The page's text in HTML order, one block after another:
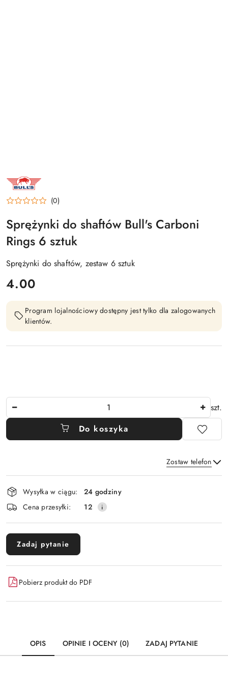
NAZWA
PRODUCENTA:
BULL'S
NL (0)
Sprężynki do shaftów Bull's Carboni
Rings 6 sztuk
Sprężynki do shaftów, zestaw 6 sztuk
cena:
4.00
Program lojalnościowy dostępny jest tylko dla zalogowanych
klientów.
szt.
Do koszyka
Zostaw telefon
Wyślij
Dostępność
i
dostawa
Wysyłka w ciągu:
24 godziny
Cena przesyłki:
12
Zadaj pytanie
Pobierz produkt do PDF
OPIS OPINIE I OCENY (0) ZADAJ PYTANIE